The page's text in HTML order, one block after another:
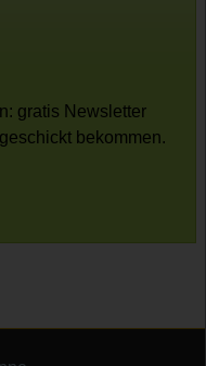
gratis Newsletter
bekommen.